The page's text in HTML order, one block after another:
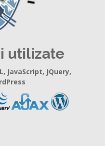
utilizate
JavaScript, JQuery,